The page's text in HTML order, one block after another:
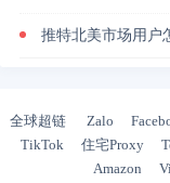
推特北美市场用户
全球超链 Zalo
TikTok
住宅Proxy
Amazon